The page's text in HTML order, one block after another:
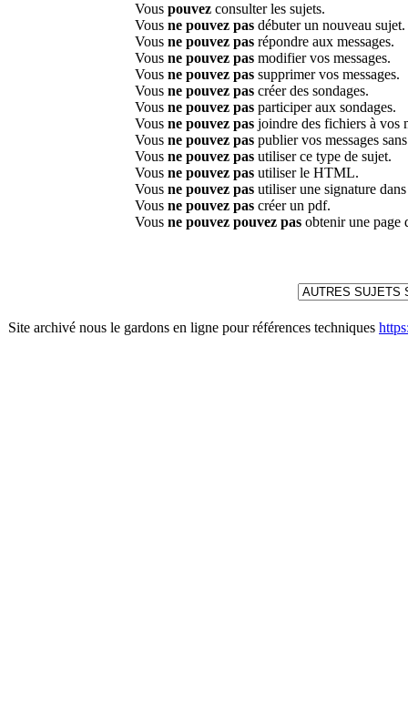
Vous pouvez consulter les sujets.
Vous ne pouvez pas débuter un nouveau sujet.
Vous ne pouvez pas répondre aux messages.
Vous ne pouvez pas modifier vos messages.
Vous ne pouvez pas supprimer vos messages.
Vous ne pouvez pas créer des sondages.
Vous ne pouvez pas participer aux sondages.
Vous ne pouvez pas joindre des fichiers à vos
Vous ne pouvez pas publier vos messages
Vous ne pouvez pas utiliser ce type de sujet.
Vous ne pouvez pas utiliser le HTML.
Vous ne pouvez pas utiliser une signature
Vous ne pouvez pas créer un pdf.
Vous ne pouvez pouvez pas obtenir une page
Site archivé nous le gardons en ligne pour références techniques